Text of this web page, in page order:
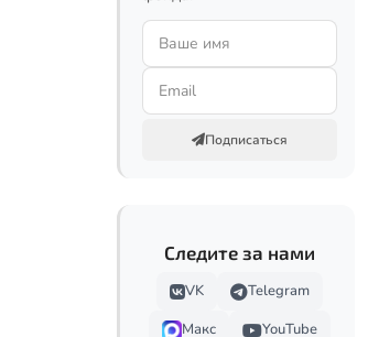
Подписаться
Следите за нами
VK
Telegram
Макс
YouTube